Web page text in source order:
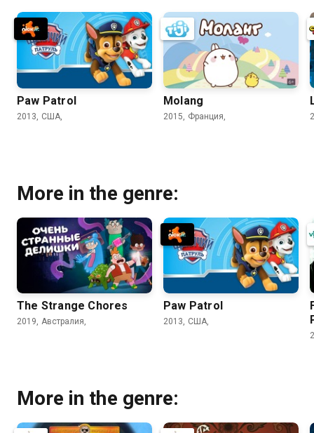
Paw Patrol
2013, США,
Molang
2015, Франция,
More in the genre:
The Strange Chores
2019, Австралия,
Paw Patrol
2013, США,
More in the genre: